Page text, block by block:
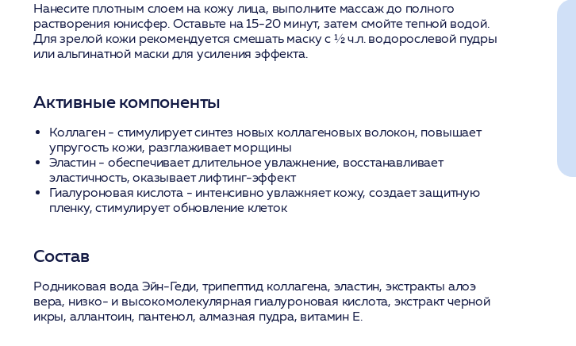
Нанесите плотным слоем на кожу лица, выполните массаж до полного
растворения юнисфер. Оставьте на 15-20 минут, затем смойте тепной водой.
Для зрелой кожи рекомендуется смешать маску с ½ ч.л. водорослевой пудры
или альгинатной маски для усиления эффекта.
Активные компоненты
Коллаген- стимулирует синтез новых коллагеновых волокон, повышает
упругость кожи, разглаживает морщины
Эластин- обеспечивает длительное увлажнение, восстанавливает
эластичность, оказывает лифтинг-эффект
Гиалуроновая кислота - интенсивно увлажняет кожу, создает защитную
пленку, стимулирует обновление клеток
Состав
Родниковая вода Эйн-Геди, трипептид коллагена, эластин, экстракты алоэ
вера, низко- и высокомолекулярная гиалуроновая кислота, экстракт черной
икры, аллантоин, пантенол, алмазная пудра, витамин Е.